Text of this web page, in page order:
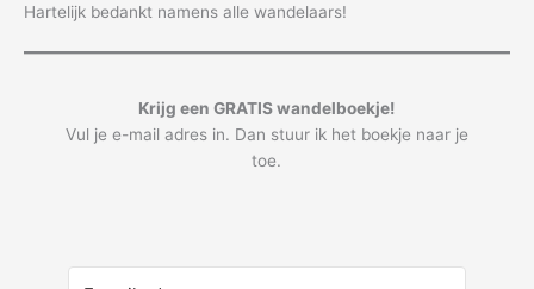
Hartelijk bedankt namens alle wandelaars!
Krijg een GRATIS wandelboekje!
Vul je e-mail adres in. Dan stuur ik het boekje naar je
toe.